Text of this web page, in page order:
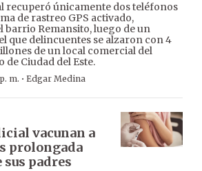
recuperó únicamente dos teléfonos
de rastreo GPS activado,
barrio Remansito, luego de un
que delincuentes se alzaron con 4
de un local comercial del
de Ciudad del Este.
m. · Edgar Medina
vacunan a
prolongada
padres